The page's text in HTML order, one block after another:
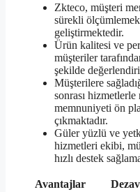
Zkteco, müşteri
sürekli
geliştirmektedir.
Ürün kalitesi ve
müşteriler
şekilde
Müşterilere
sonrası hizmetlerle
memnuniyeti ön
çıkmaktadır.
Güler yüzlü ve
hizmetleri ekibi,
hızlı destek
Avantajlar